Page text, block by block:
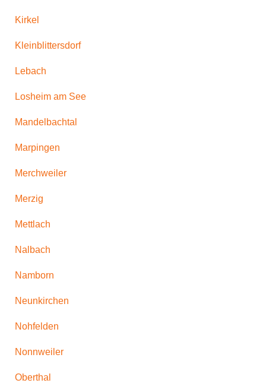
Kirkel
Kleinblittersdorf
Lebach
Losheim am See
Mandelbachtal
Marpingen
Merchweiler
Merzig
Mettlach
Nalbach
Namborn
Neunkirchen
Nohfelden
Nonnweiler
Oberthal